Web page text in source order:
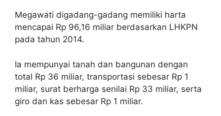
Megawati digadang-gadang memiliki harta
mencapai Rp 96,16 miliar berdasarkan LHKPN
pada tahun 2014.
Ia mempunyai tanah dan bangunan dengan
total Rp 36 miliar, transportasi sebesar Rp 1
miliar, surat berharga senilai Rp 33 miliar, serta
giro dan kas sebesar Rp 1 miliar.